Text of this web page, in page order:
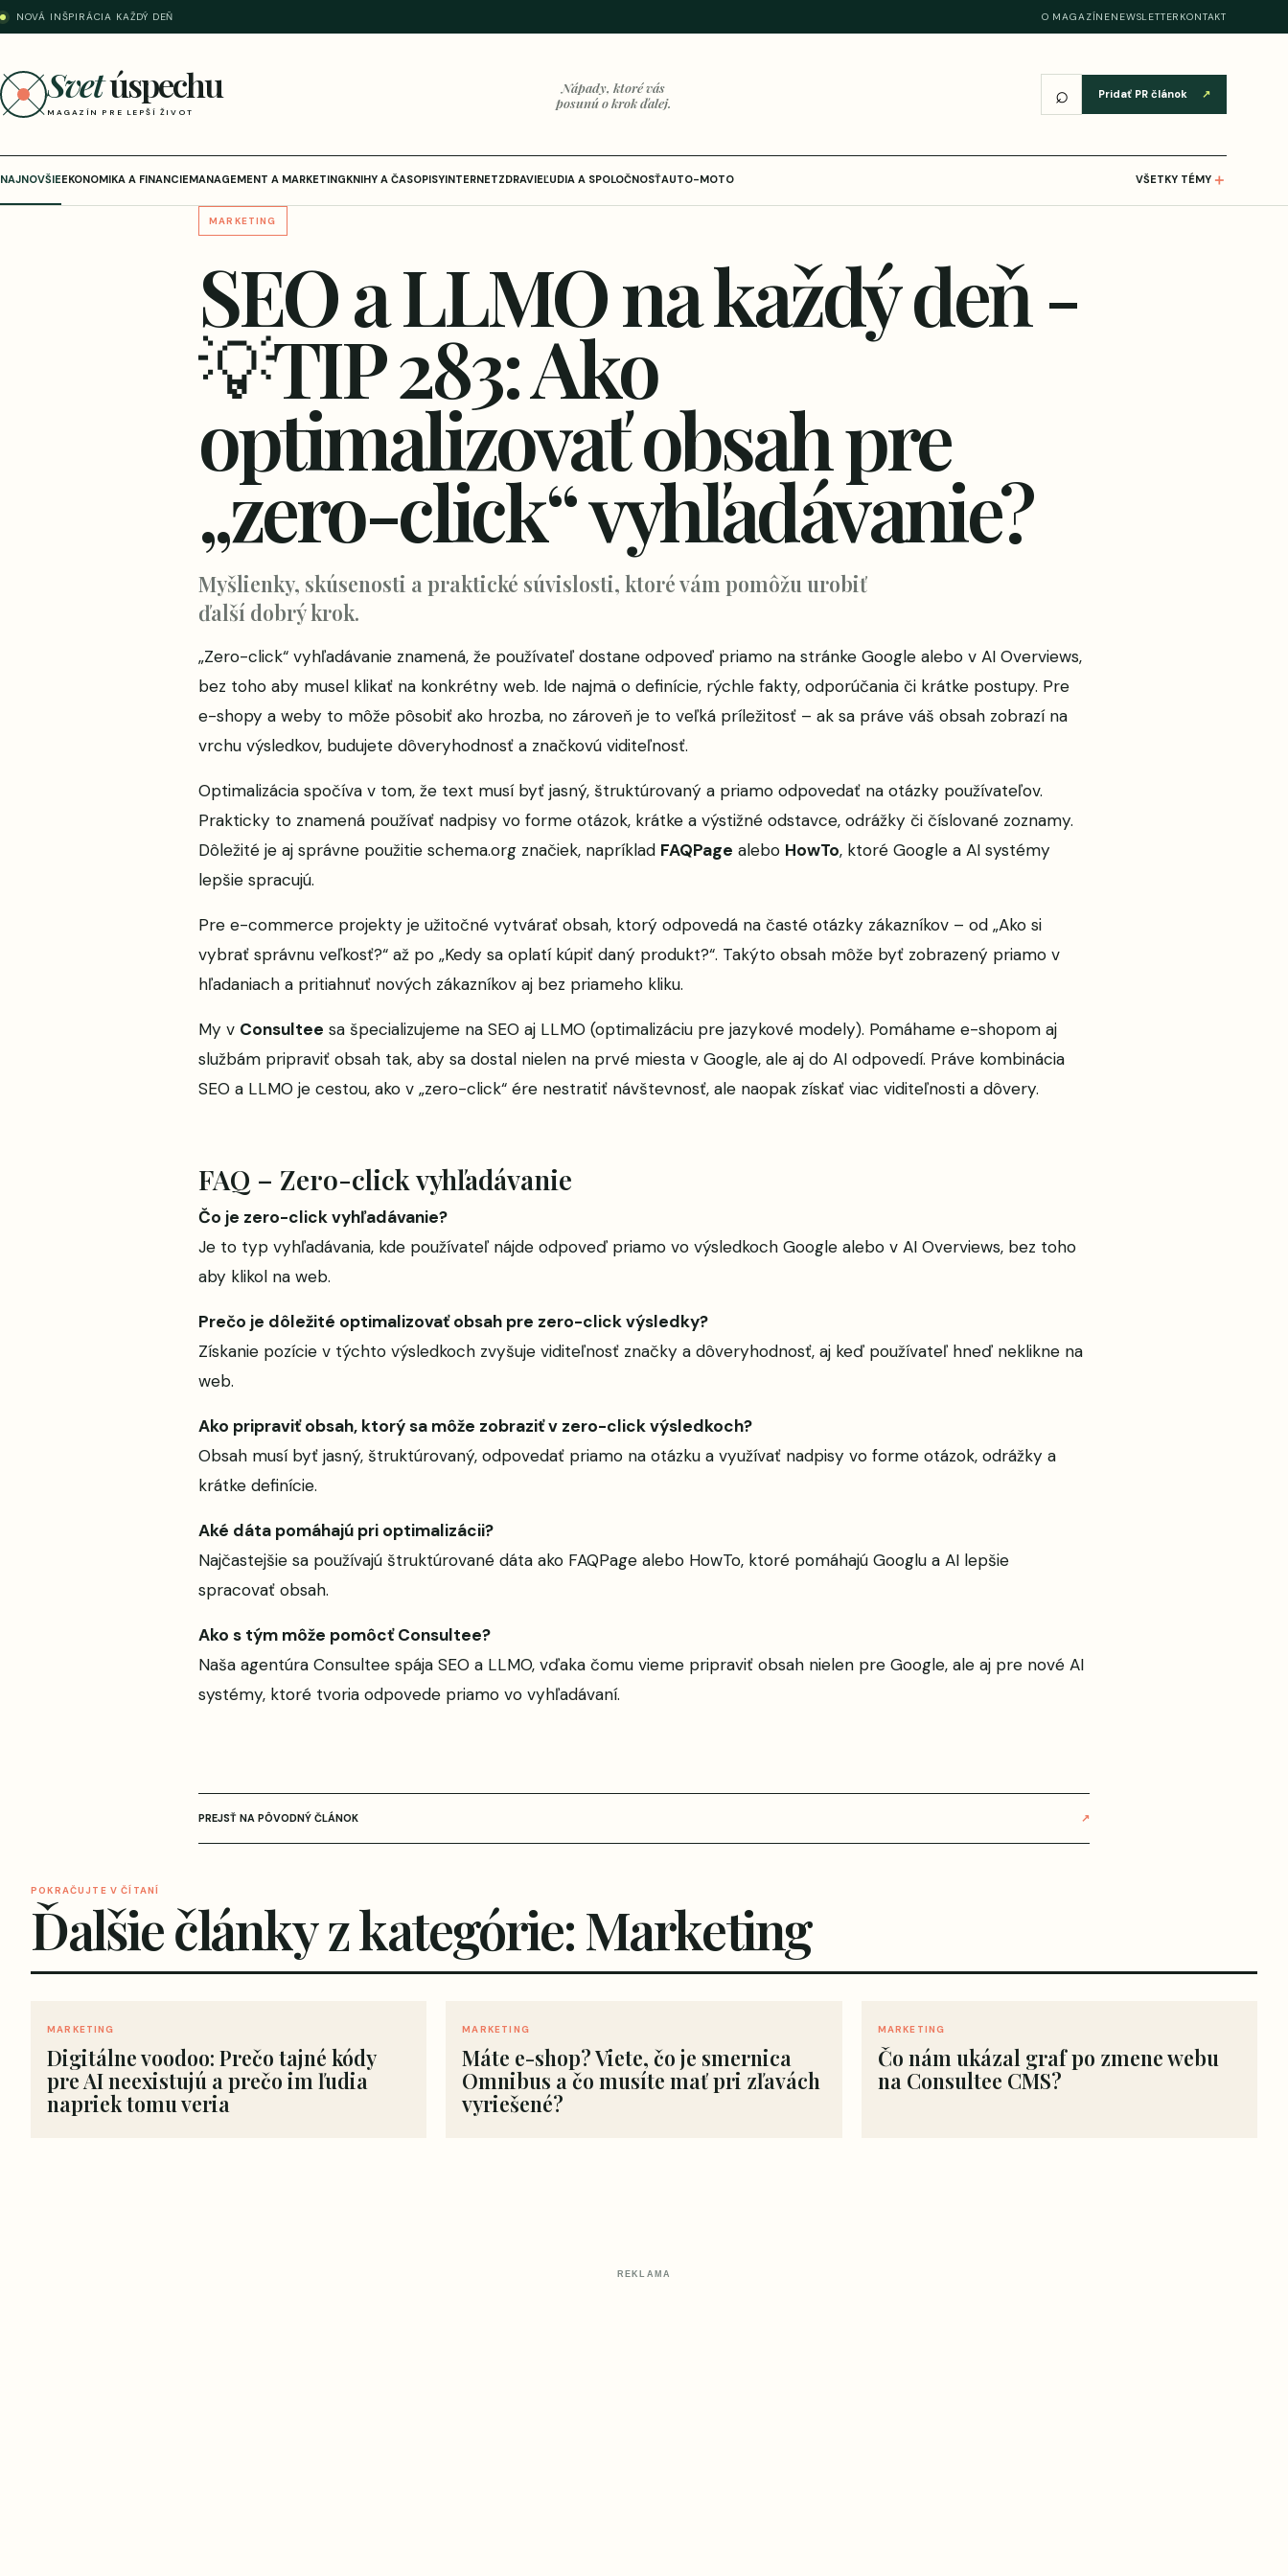
NOVÁ INŠPIRÁCIA KAŽDÝ DEŇ O MAGAZÍNENEWSLETTER KONTAKT
Svetúspechu
MAGAZÍN PRE LEPŠÍ ŽIVOT
Nápady, ktoré vás
posunú o krok ďalej.
⌕ Pridať PR článok ↗
NAJNOVŠIEEKONOMIKA A FINANCIEMANAGEMENT A MARKETINGKNIHY A ČASOPISYINTERNETZDRAVIEĽUDIA A SPOLOČNOSŤAUTO-MOTO VŠETKY TÉMY ＋
MARKETING
SEO a LLMO na každý deň -
💡TIP 283: Ako
optimalizovať obsah pre
„zero-click“ vyhľadávanie?
Myšlienky, skúsenosti a praktické súvislosti, ktoré vám pomôžu urobiť
ďalší dobrý krok.
„Zero-click“ vyhľadávanie znamená, že používateľ dostane odpoveď priamo na stránke Google alebo v AI Overviews,
bez toho aby musel klikať na konkrétny web. Ide najmä o definície, rýchle fakty, odporúčania či krátke postupy. Pre
e-shopy a weby to môže pôsobiť ako hrozba, no zároveň je to veľká príležitosť – ak sa práve váš obsah zobrazí na
vrchu výsledkov, budujete dôveryhodnosť a značkovú viditeľnosť.
Optimalizácia spočíva v tom, že text musí byť jasný, štruktúrovaný a priamo odpovedať na otázky používateľov.
Prakticky to znamená používať nadpisy vo forme otázok, krátke a výstižné odstavce, odrážky či číslované zoznamy.
Dôležité je aj správne použitie schema.org značiek, napríklad FAQPage alebo HowTo, ktoré Google a AI systémy
lepšie spracujú.
Pre e-commerce projekty je užitočné vytvárať obsah, ktorý odpovedá na časté otázky zákazníkov – od „Ako si
vybrať správnu veľkosť?“ až po „Kedy sa oplatí kúpiť daný produkt?“. Takýto obsah môže byť zobrazený priamo v
hľadaniach a pritiahnuť nových zákazníkov aj bez priameho kliku.
My v Consultee sa špecializujeme na SEO aj LLMO (optimalizáciu pre jazykové modely). Pomáhame e-shopom aj
službám pripraviť obsah tak, aby sa dostal nielen na prvé miesta v Google, ale aj do AI odpovedí. Práve kombinácia
SEO a LLMO je cestou, ako v „zero-click“ ére nestratiť návštevnosť, ale naopak získať viac viditeľnosti a dôvery.
FAQ – Zero-click vyhľadávanie
Čo je zero-click vyhľadávanie?
Je to typ vyhľadávania, kde používateľ nájde odpoveď priamo vo výsledkoch Google alebo v AI Overviews, bez toho
aby klikol na web.
Prečo je dôležité optimalizovať obsah pre zero-click výsledky?
Získanie pozície v týchto výsledkoch zvyšuje viditeľnosť značky a dôveryhodnosť, aj keď používateľ hneď neklikne na
web.
Ako pripraviť obsah, ktorý sa môže zobraziť v zero-click výsledkoch?
Obsah musí byť jasný, štruktúrovaný, odpovedať priamo na otázku a využívať nadpisy vo forme otázok, odrážky a
krátke definície.
Aké dáta pomáhajú pri optimalizácii?
Najčastejšie sa používajú štruktúrované dáta ako FAQPage alebo HowTo, ktoré pomáhajú Googlu a AI lepšie
spracovať obsah.
Ako s tým môže pomôcť Consultee?
Naša agentúra Consultee spája SEO a LLMO, vďaka čomu vieme pripraviť obsah nielen pre Google, ale aj pre nové AI
systémy, ktoré tvoria odpovede priamo vo vyhľadávaní.
PREJSŤ NA PÔVODNÝ ČLÁNOK ↗
POKRAČUJTE V ČÍTANÍ
Ďalšie články z kategórie: Marketing
MARKETING
Digitálne voodoo: Prečo tajné kódy
pre AI neexistujú a prečo im ľudia
napriek tomu veria
MARKETING
Máte e-shop? Viete, čo je smernica
Omnibus a čo musíte mať pri zľavách
vyriešené?
MARKETING
Čo nám ukázal graf po zmene webu
na Consultee CMS?
REKLAMA